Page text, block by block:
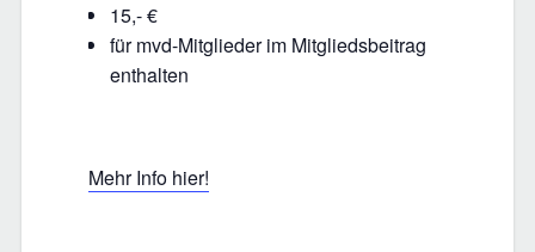
15,- €
für mvd-Mitglieder im Mitgliedsbeitrag
enthalten
Mehr Info hier!